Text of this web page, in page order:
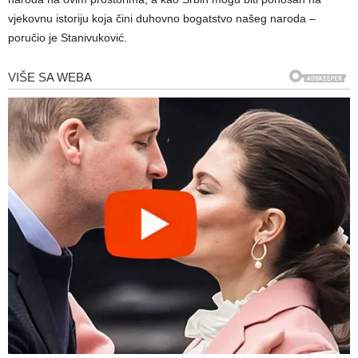
vjekovnu istoriju koja čini duhovno bogatstvo našeg naroda –
poručio je Stanivuković.